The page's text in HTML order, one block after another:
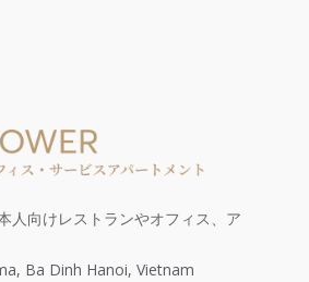
人向けレストランやオフィス、ア
Ba Dinh Hanoi, Vietnam